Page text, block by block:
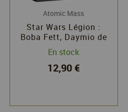
Atomic Mass
Star Wars Légion :
Boba Fett, Daymio de
Mos Espa - Extension
Agent
En stock
12,90 €